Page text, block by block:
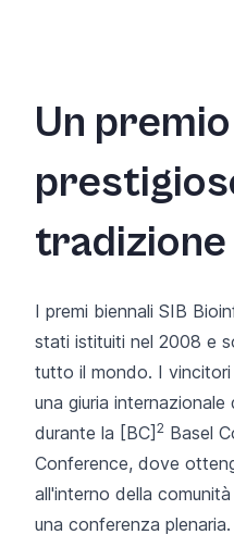
Un premio
tradizione
I premi biennali SIB
stati istituiti nel 2008 e
tutto il mondo. I
una giuria
durante la [BC] 2 Basel
Conference, dove
all'interno della
una conferenza plenaria.